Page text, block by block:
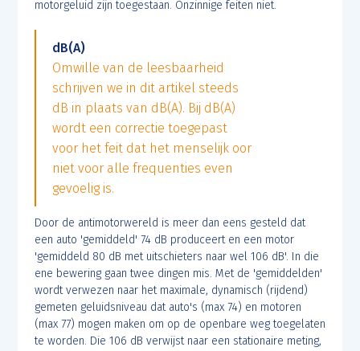
motorgeluid zijn toegestaan. Onzinnige feiten niet.
dB(A)
Omwille van de leesbaarheid
schrijven we in dit artikel steeds
dB in plaats van dB(A). Bij dB(A)
wordt een correctie toegepast
voor het feit dat het menselijk oor
niet voor alle frequenties even
gevoelig is.
Door de antimotorwereld is meer dan eens gesteld dat
een auto 'gemiddeld' 74 dB produceert en een motor
'gemiddeld 80 dB met uitschieters naar wel 106 dB'. In die
ene bewering gaan twee dingen mis. Met de 'gemiddelden'
wordt verwezen naar het maximale, dynamisch (rijdend)
gemeten geluidsniveau dat auto's (max 74) en motoren
(max 77) mogen maken om op de openbare weg toegelaten
te worden. Die 106 dB verwijst naar een stationaire meting,